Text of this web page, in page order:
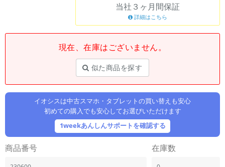
当社３ヶ月間保証
詳細はこちら
現在、在庫はございません。
似た商品を探す
イオシスは中古スマホ・タブレットの買い替えも安心
初めての購入でも安心してお選びいただけます
1weekあんしんサポートを確認する
商品番号 在庫数
「スマートフォン」「タブレット」など
製造、販売メーカーの絞り込み
「Apple」「SONY」「SHARP」など
商品の搭載機能による絞り込み
ドライブ
ドライブの絞り込み